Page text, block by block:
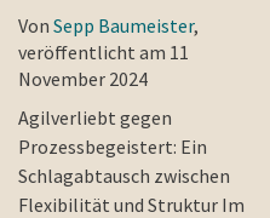
Von Sepp Baumeister,
veröffentlicht am 11
November 2024
Agilverliebt gegen
Prozessbegeistert: Ein
Schlagabtausch zwischen
Flexibilität und Struktur Im